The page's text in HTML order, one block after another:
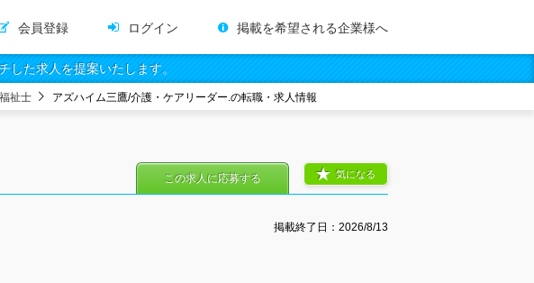
会員登録 ログイン 掲載を希望される企業様へ
た求人を提案いたします。
祉士 アズハイム三鷹/介護・ケアリーダー.の転職・求人情報
掲載終了日： 2026/8/13
気になる
この求人に応募する